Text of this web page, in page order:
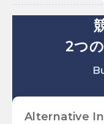
2つ
Alternative